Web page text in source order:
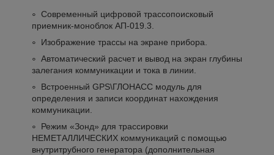
Современный цифровой трассопоисковый
приемник-моноблок АП-019.3.
Изображение трассы на экране прибора.
Автоматический расчет и вывод на экран глубины
залегания коммуникации и тока в линии.
Встроенный GPS\ГЛОНАСС модуль для
определения и записи координат нахождения
коммуникации.
Режим «Зонд» для трассировки
НЕМЕТАЛЛИЧЕСКИХ коммуникаций с помощью
внутритрубного генератора (дополнительная